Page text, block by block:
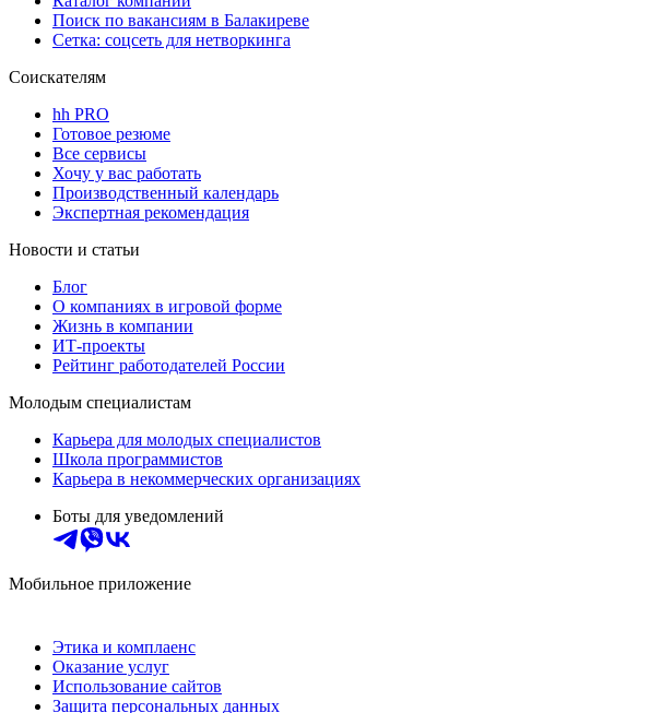
Поиск по вакансиям в Балакиреве
Сетка: соцсеть для нетворкинга
Соискателям
hh PRO
Готовое резюме
Все сервисы
Хочу у вас работать
Производственный календарь
Экспертная рекомендация
Новости и статьи
Блог
О компаниях в игровой форме
Жизнь в компании
ИТ-проекты
Рейтинг работодателей России
Молодым специалистам
Карьера для молодых специалистов
Школа программистов
Карьера в некоммерческих организациях
Боты для уведомлений
Мобильное приложение
Этика и комплаенс
Оказание услуг
Использование сайтов
Защита персональных данных